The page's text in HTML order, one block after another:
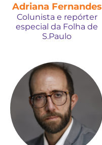
Adriana Fernandes
Colunista e repórter
especial da Folha de
S.Paulo